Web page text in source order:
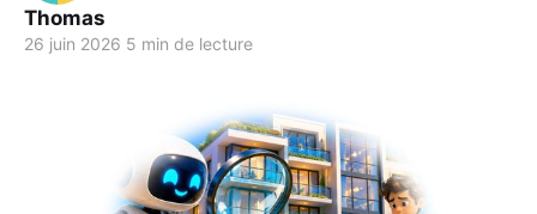
Thomas
26 juin 2026 5 min de lecture